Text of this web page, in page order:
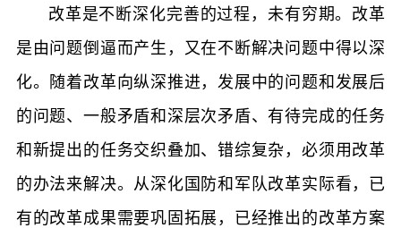
改革是不断深化完善的过程，未有穷期。改革
是由问题倒逼而产生，又在不断解决问题中得以深
化。随着改革向纵深推进，发展中的问题和发展后
的问题、一般矛盾和深层次矛盾、有待完成的任务
和新提出的任务交织叠加、错综复杂，必须用改革
的办法来解决。从深化国防和军队改革实际看，已
有的改革成果需要巩固拓展，已经推出的改革方案